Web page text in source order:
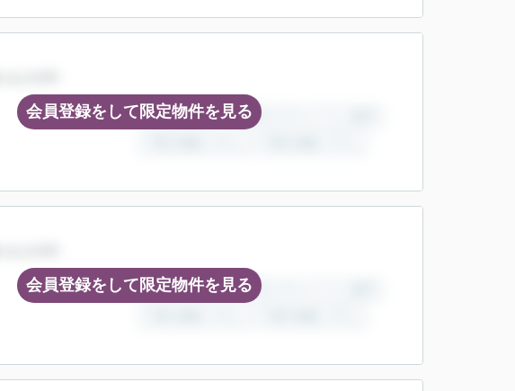
会員登録をして限定物件を見る
会員登録をして限定物件を見る